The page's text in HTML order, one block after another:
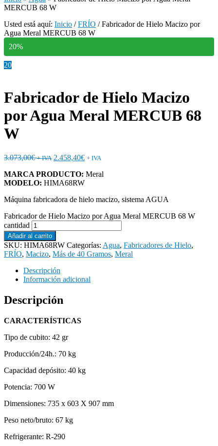
MERCUB 68 W
Usted está aquí: Inicio / FRÍO /Fabricador de Hielo Macizo por
Agua Meral MERCUB 68 W
20%
20
Fabricador de Hielo Macizo
por Agua Meral MERCUB 68
W
3.073,00€ + IVA 2.458,40€ + IVA
MARCA PRODUCTO: Meral
MODELO: HIMA68RW
Máquina fabricadora de hielo macizo, sistema AGUA
Fabricador de Hielo Macizo por Agua Meral MERCUB 68 W
cantidad
Añadir al carrito
SKU: HIMA68RW Categorías: Agua, Fabricadores de Hielo,
FRÍO, Macizo, Más de 40 Gramos, Meral
Descripción
Información adicional
Descripción
CARACTERÍSTICAS
Tipo de cubito: 42 gr
Producción/24h.: 70 kg
Capacidad depósito: 40 kg
Potencia: 700 W
Dimensiones: 735 x 603 X 907 mm
Peso neto/bruto: 67 kg
Refrigerante: R-290